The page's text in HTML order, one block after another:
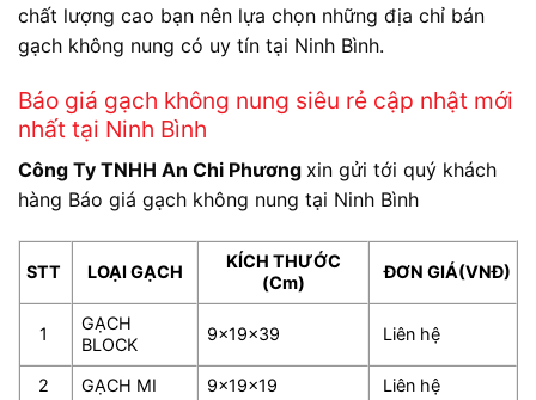
chất lượng cao bạn nên lựa chọn những địa chỉ bán
gạch không nung có uy tín tại Ninh Bình.
Báo giá gạch không nung siêu rẻ cập nhật mới
nhất tại Ninh Bình
Công Ty TNHH An Chi Phương xin gửi tới quý khách
hàng Báo giá gạch không nung tại Ninh Bình
STT LOẠI GẠCH
KÍCH THƯỚC
(Cm)
ĐƠN GIÁ(VNĐ)
1
GẠCH
BLOCK
9x19x39 Liên hệ
2 GẠCH MI 9x19x19
Liên hệ